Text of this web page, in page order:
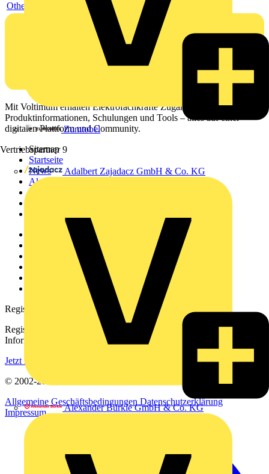
Zumtobel
Vertriebspartner 9
Adalbert Zajadacz GmbH & Co. KG
Alexander Bürkle GmbH & Co. KG
Others
Mit Voltimum erhalten Elektrofachkräfte Zugang zu Branchennews,
Produktinformationen, Schulungen und Tools – alles auf einer
digitalen Plattform und Community.
Sitemap
Startseite
News
Akademie
Produktsuche
Weitere Links
Downloadbereich (PDFs)
Häufig gestellte Fragen
Registrierung
Registrieren Sie sich kostenlos und erhalten Sie stets aktuelle
Informationen aus der Elektroindustrie.
Jetzt registrieren
© 2002-2026
Allgemeine Geschäftsbedingungen Datenschutzerklärung
Impressum